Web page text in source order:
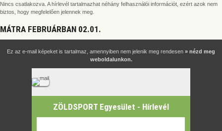
Nincs csatlakozva. A hírlevél tartalmazhat néhány felhasználói információt, ezért azok nem
biztos, hogy megfelelően jelennek meg.
MÁTRA FEBRUÁRBAN 02.01.
Ez az e-mail képeket is tartalmaz, amennyiben nem jelenik meg rendesen » nézd meg
weboldalunkon.
ZÖLDSPORT Egyesület - Hírlevél